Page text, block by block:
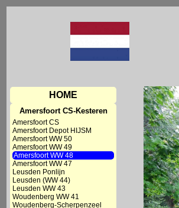
HOME
Amersfoort CS-Kesteren
Amersfoort CS
Amersfoort Depot HIJSM
Amersfoort WW 50
Amersfoort WW 49
Amersfoort WW 48
Amersfoort WW 47
Leusden Ponlijn
Leusden (WW 44)
Leusden WW 43
Woudenberg WW 41
Woudenberg-Scherpenzeel